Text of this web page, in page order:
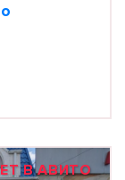
В АВИТО